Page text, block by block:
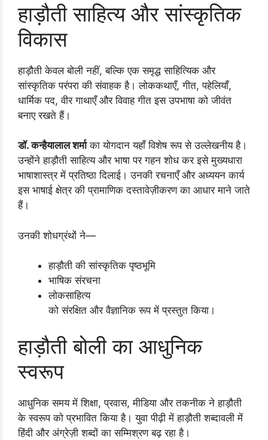
हाड़ौती साहित्य और सांस्कृतिक
विकास
हाड़ौती केवल बोली नहीं, बल्कि एक समृद्ध साहित्यिक और
सांस्कृतिक परंपरा की संवाहक है। लोककथाएँ, गीत, पहेलियाँ,
धार्मिक पद, वीर गाथाएँ और विवाह गीत इस उपभाषा को जीवंत
बनाए रखते हैं।
डॉ. कन्हैयालाल शर्माका योगदान यहाँ विशेष रूप से उल्लेखनीय है।
उन्होंने हाड़ौती साहित्य और भाषा पर गहन शोध कर इसे मुख्यधारा
भाषाशास्त्र में प्रतिष्ठा दिलाई। उनकी रचनाएँ और अध्ययन कार्य
इस भाषाई क्षेत्र की प्रामाणिक दस्तावेज़ीकरण का आधार माने जाते
हैं।
उनकी शोधग्रंथों ने—
हाड़ौती की सांस्कृतिक पृष्ठभूमि
भाषिक संरचना
लोकसाहित्य
को संरक्षित और वैज्ञानिक रूप में प्रस्तुत किया।
हाड़ौती बोली का आधुनिक
स्वरूप
आधुनिक समय में शिक्षा, प्रवास, मीडिया और तकनीक ने हाड़ौती
के स्वरूप को प्रभावित किया है। युवा पीढ़ी में हाड़ौती शब्दावली में
हिंदी और अंग्रेज़ी शब्दों का सम्मिश्रण बढ़ रहा है।